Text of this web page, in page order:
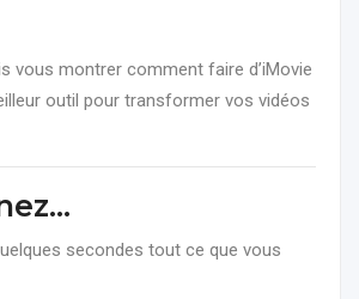
vous montrer comment faire d’iMovie
outil pour transformer vos vidéos
secondes tout ce que vous